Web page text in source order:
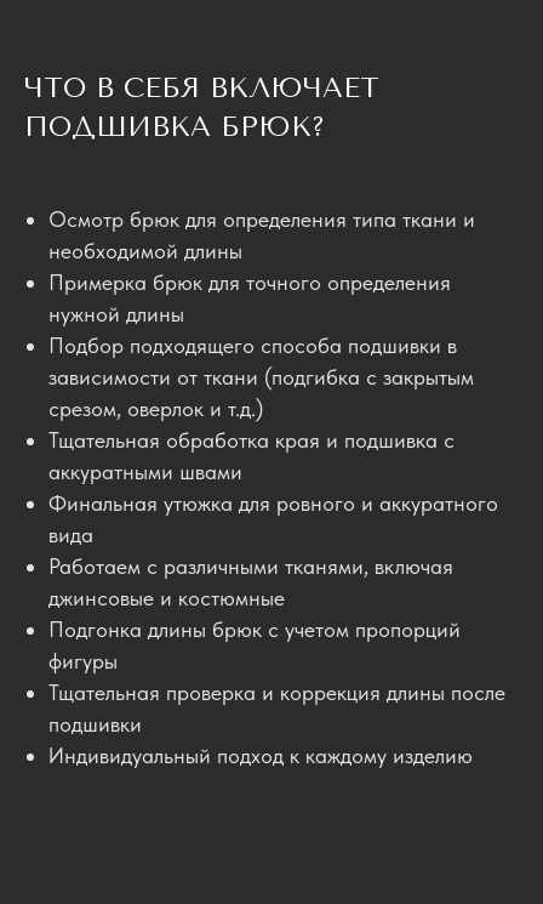
ЧТО В СЕБЯ ВКЛЮЧАЕТ
ПОДШИВКА БРЮК?
Осмотр брюк для определения типа ткани и
необходимой длины
Примерка брюк для точного определения
нужной длины
Подбор подходящего способа подшивки в
зависимости от ткани (подгибка с закрытым
срезом, оверлок и т.д.)
Тщательная обработка края и подшивка с
аккуратными швами
Финальная утюжка для ровного и аккуратного
вида
Работаем с различными тканями, включая
джинсовые и костюмные
Подгонка длины брюк с учетом пропорций
фигуры
Тщательная проверка и коррекция длины после
подшивки
Индивидуальный подход к каждому изделию